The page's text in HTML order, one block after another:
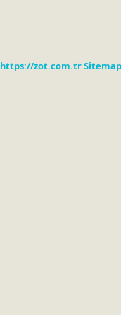
https://zot.com.trSitemap